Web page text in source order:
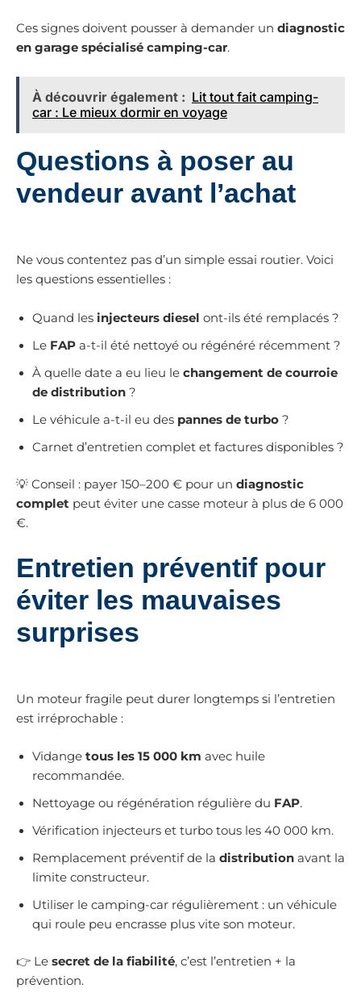
Ces signes doivent pousser à demander un diagnostic
en garage spécialisé camping-car.
À découvrir également : Lit tout fait camping-
car : Le mieux dormir en voyage
Questions à poser au
vendeur avant l’achat
Ne vous contentez pas d’un simple essai routier. Voici
les questions essentielles :
Quand les injecteurs diesel ont-ils été remplacés ?
Le FAP a-t-il été nettoyé ou régénéré récemment ?
À quelle date a eu lieu le changement de courroie
de distribution ?
Le véhicule a-t-il eu des pannes de turbo ?
Carnet d’entretien complet et factures disponibles ?
💡 Conseil : payer 150–200 € pour un diagnostic
complet peut éviter une casse moteur à plus de 6 000
€.
Entretien préventif pour
éviter les mauvaises
surprises
Un moteur fragile peut durer longtemps si l’entretien
est irréprochable :
Vidange tous les 15 000 km avec huile
recommandée.
Nettoyage ou régénération régulière du FAP.
Vérification injecteurs et turbo tous les 40 000 km.
Remplacement préventif de la distribution avant la
limite constructeur.
Utiliser le camping-car régulièrement : un véhicule
qui roule peu encrasse plus vite son moteur.
👉 Le secret de la fiabilité, c’est l’entretien + la
prévention.